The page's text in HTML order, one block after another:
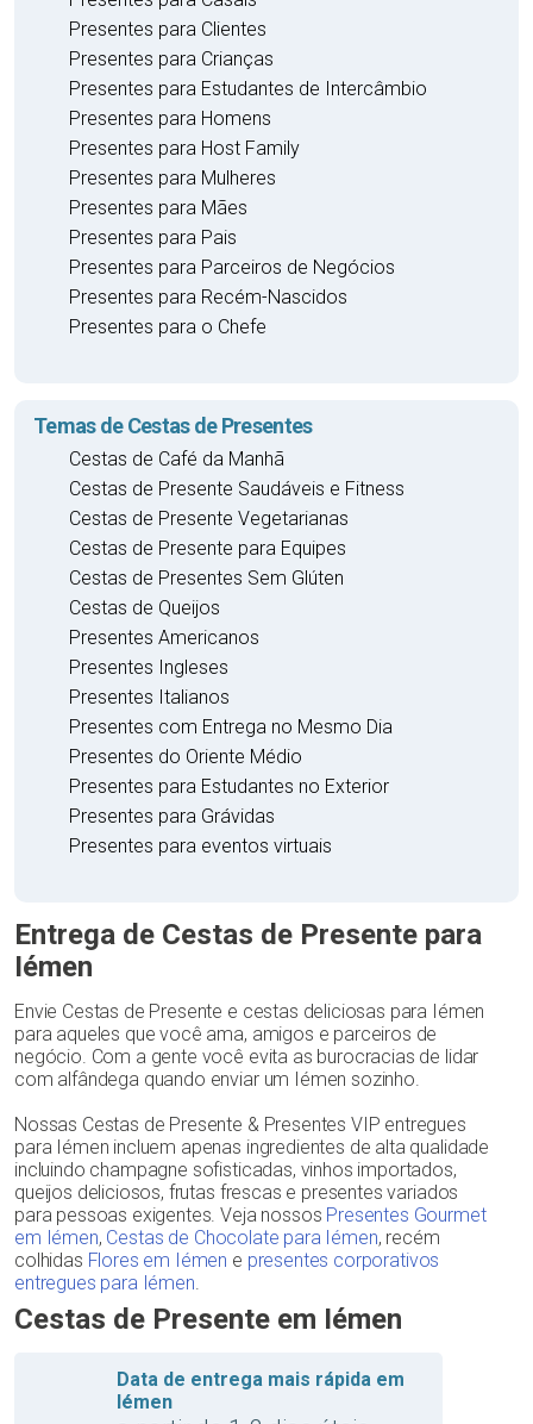
Presentes para Clientes
Presentes para Crianças
Presentes para Estudantes de Intercâmbio
Presentes para Homens
Presentes para Host Family
Presentes para Mulheres
Presentes para Mães
Presentes para Pais
Presentes para Parceiros de Negócios
Presentes para Recém-Nascidos
Presentes para o Chefe
Temas de Cestas de Presentes
Cestas de Café da Manhã
Cestas de Presente Saudáveis e Fitness
Cestas de Presente Vegetarianas
Cestas de Presente para Equipes
Cestas de Presentes Sem Glúten
Cestas de Queijos
Presentes Americanos
Presentes Ingleses
Presentes Italianos
Presentes com Entrega no Mesmo Dia
Presentes do Oriente Médio
Presentes para Estudantes no Exterior
Presentes para Grávidas
Presentes para eventos virtuais
Entrega de Cestas de Presente para
Iémen
Envie Cestas de Presente e cestas deliciosas para Iémen
para aqueles que você ama, amigos e parceiros de
negócio. Com a gente você evita as burocracias de lidar
com alfândega quando enviar um Iémen sozinho.
Nossas Cestas de Presente & Presentes VIP entregues
para Iémen incluem apenas ingredientes de alta qualidade
incluindo champagne sofisticadas, vinhos importados,
queijos deliciosos, frutas frescas e presentes variados
para pessoas exigentes. Veja nossos Presentes Gourmet
em Iémen, Cestas de Chocolate para Iémen, recém
colhidas Flores em Iémen e presentes corporativos
entregues para Iémen.
Cestas de Presente em Iémen
Data de entrega mais rápida em
Iémen